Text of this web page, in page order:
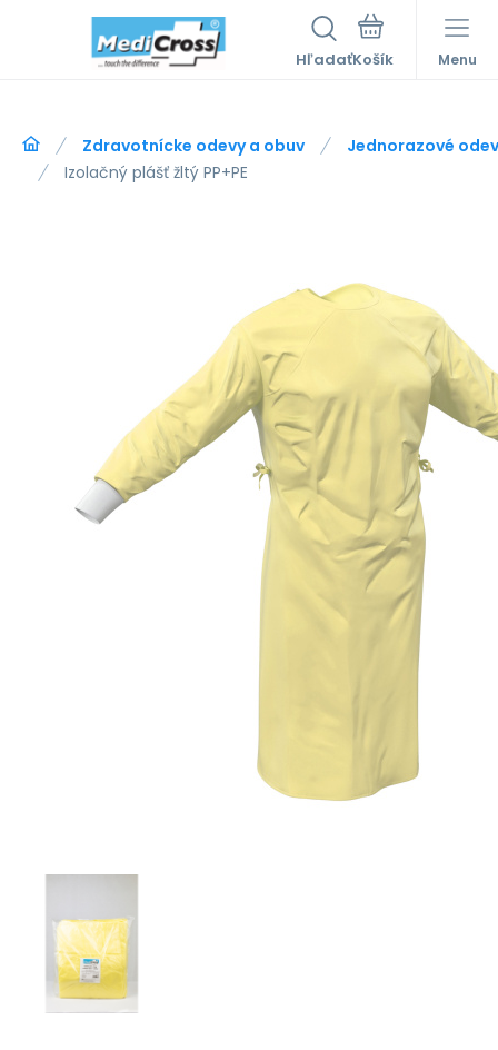
Hľadať Menu
Zdravotnícke odevy a obuv
Jednorazové
Izolačný plášť žltý PP+PE